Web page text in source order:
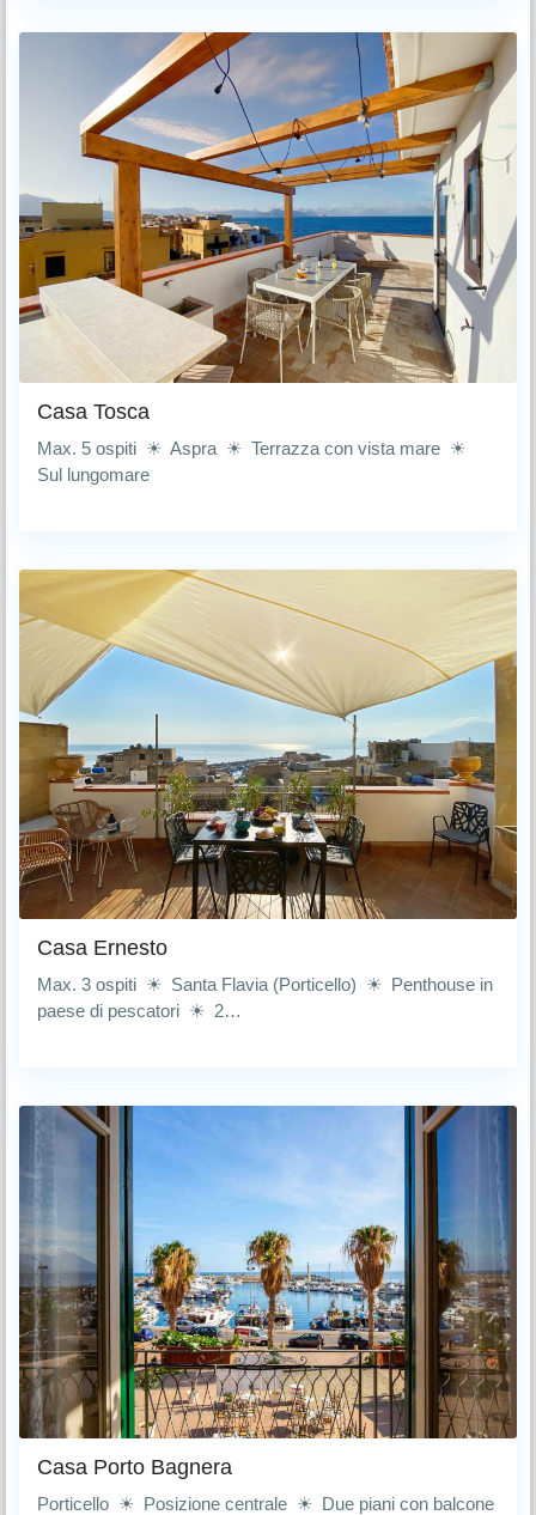
Casa Tosca
Max. 5 ospiti ☀ Aspra ☀ Terrazza con vista mare ☀
Sul lungomare
Casa Ernesto
Max. 3 ospiti ☀ Santa Flavia (Porticello) ☀ Penthouse in
paese di pescatori ☀ 2…
Casa Porto Bagnera
Porticello ☀ Posizione centrale ☀ Due piani con balcone